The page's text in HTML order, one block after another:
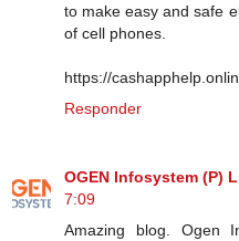
to make easy and safe
of cell phones.
https://
Responder
OGEN Infosystem (P)
7:09
Amazing blog. Ogen